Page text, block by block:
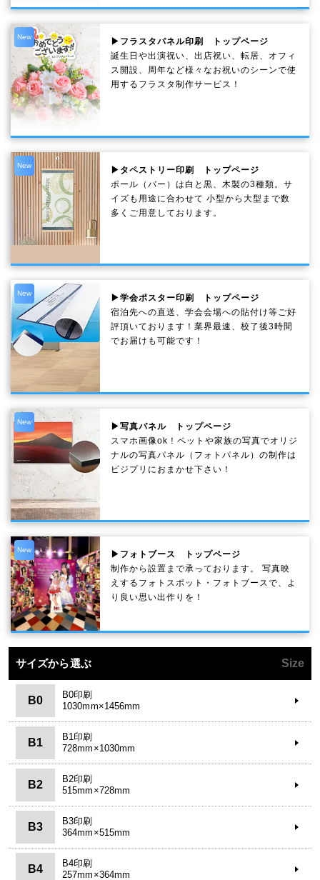
New
▶フラスタパネル印刷 トップページ
誕生日や出演祝い、出店祝い、転居、オフィ
ス開設、周年など様々なお祝いのシーンで使
用するフラスタ制作サービス！
New
▶タペストリー印刷 トップページ
ポール（バー）は白と黒、木製の3種類。サ
イズも用途に合わせて 小型から大型まで数
多くご用意しております。
New
▶学会ポスター印刷 トップページ
宿泊先への直送、学会会場への貼付け等ご好
評頂いております！業界最速、校了後3時間
でお届けも可能です！
New
▶写真パネル トップページ
スマホ画像ok！ペットや家族の写真でオリジ
ナルの写真パネル（フォトパネル）の制作は
ビジプリにおまかせ下さい！
New
▶フォトブース トップページ
制作から設置まで承っております。 写真映
えするフォトスポット・フォトブースで、よ
り良い思い出作りを！
サイズから選ぶ Size
B0
B0印刷
1030mm×1456mm
B1
B1印刷
728mm×1030mm
B2
B2印刷
515mm×728mm
B3
B3印刷
364mm×515mm
B4
B4印刷
257mm×364mm